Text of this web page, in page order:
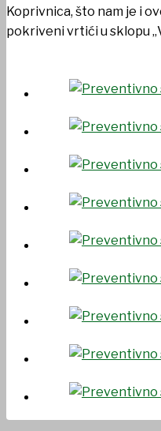
Koprivnica, što nam je i
pokriveni vrtići u sklopu